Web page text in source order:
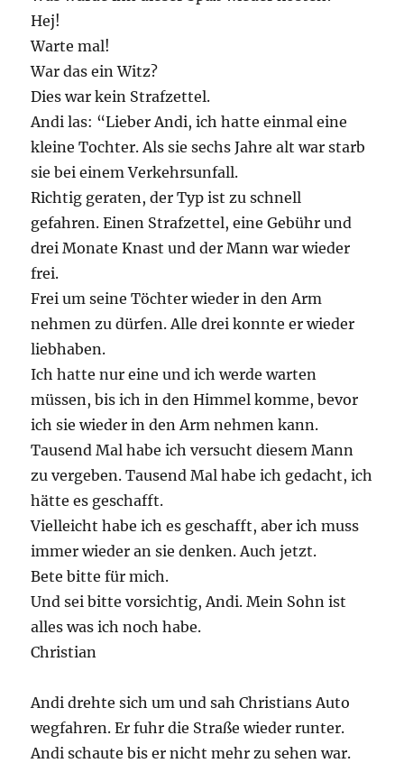
Hej!
Warte mal!
War das ein Witz?
Dies war kein Strafzettel.
Andi las: “Lieber Andi, ich hatte einmal eine
kleine Tochter. Als sie sechs Jahre alt war starb
sie bei einem Verkehrsunfall.
Richtig geraten, der Typ ist zu schnell
gefahren. Einen Strafzettel, eine Gebühr und
drei Monate Knast und der Mann war wieder
frei.
Frei um seine Töchter wieder in den Arm
nehmen zu dürfen. Alle drei konnte er wieder
liebhaben.
Ich hatte nur eine und ich werde warten
müssen, bis ich in den Himmel komme, bevor
ich sie wieder in den Arm nehmen kann.
Tausend Mal habe ich versucht diesem Mann
zu vergeben. Tausend Mal habe ich gedacht, ich
hätte es geschafft.
Vielleicht habe ich es geschafft, aber ich muss
immer wieder an sie denken. Auch jetzt.
Bete bitte für mich.
Und sei bitte vorsichtig, Andi. Mein Sohn ist
alles was ich noch habe.
Christian
Andi drehte sich um und sah Christians Auto
wegfahren. Er fuhr die Straße wieder runter.
Andi schaute bis er nicht mehr zu sehen war.